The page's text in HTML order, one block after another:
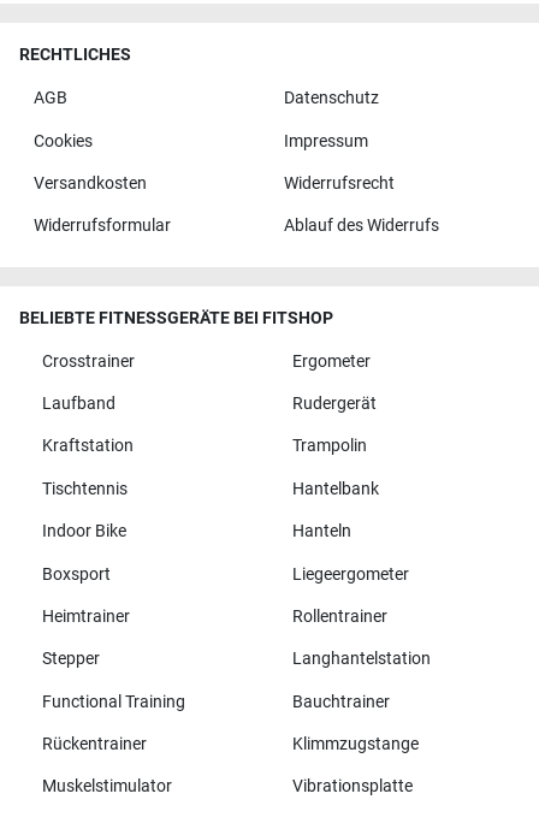
RECHTLICHES
AGB Datenschutz
Cookies Impressum
Versandkosten Widerrufsrecht
Widerrufsformular Ablauf des Widerrufs
BELIEBTE FITNESSGERÄTE BEI FITSHOP
Crosstrainer Ergometer
Laufband Rudergerät
Kraftstation Trampolin
Tischtennis Hantelbank
Indoor Bike Hanteln
Boxsport Liegeergometer
Heimtrainer Rollentrainer
Stepper Langhantelstation
Functional Training Bauchtrainer
Rückentrainer Klimmzugstange
Muskelstimulator Vibrationsplatte